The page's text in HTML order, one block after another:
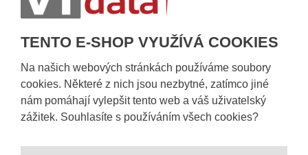
TENTO E-SHOP VYUŽÍVÁ COOKIES
Na našich webových stránkách používáme soubory
cookies. Některé z nich jsou nezbytné, zatímco jiné
nám pomáhají vylepšit tento web a váš uživatelský
zážitek. Souhlasíte s používáním všech cookies?
Obecné informace